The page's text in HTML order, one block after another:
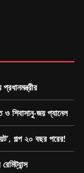
ও শিবাসানু-জয় প্যানেল
গল্প ২০ বছর পরের!